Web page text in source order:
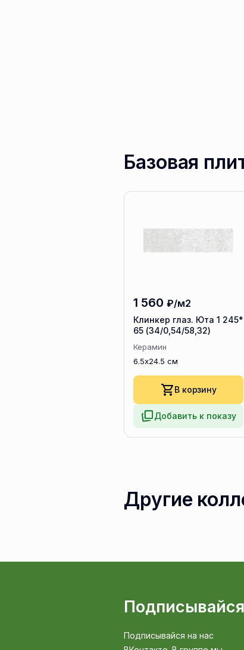
Базовая
1 560 ₽/м2
Клинкер глаз. Юта 1 245*
65 (34/0,54/58,32)
Керамин
6.5x24.5 см
В корзину
Добавить к показу
Другие
Подписывайся
Подписывайся на нас